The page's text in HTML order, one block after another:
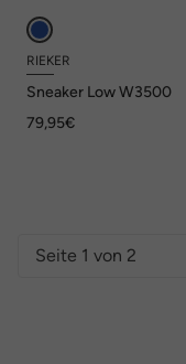
RIEKER
Sneaker Low W3500
79,95€
Seite 1 von 2